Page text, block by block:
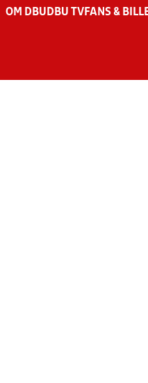
OM DBU DBU TV FANS &